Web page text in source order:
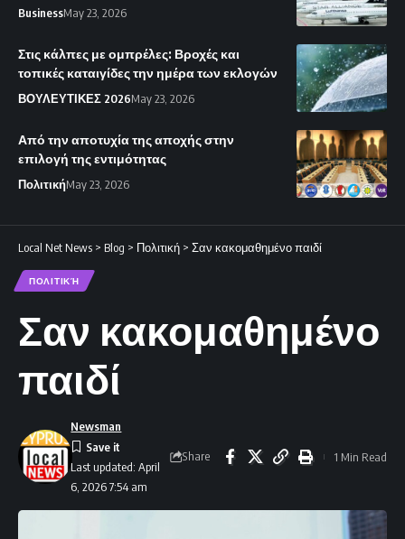
BusinessMay 23, 2026
Στις κάλπες με ομπρέλες: Βροχές και
τοπικές καταιγίδες την ημέρα των εκλογών
ΒΟΥΛΕΥΤΙΚΕΣ 2026May 23, 2026
Από την αποτυχία της αποχής στην
επιλογή της εντιμότητας
ΠολιτικήMay 23, 2026
Local Net News > Blog > Πολιτική > Σαν κακομαθημένο παιδί
ΠΟΛΙΤΙΚΉ
Σαν κακομαθημένο
παιδί
Last updated: April
6, 2026 7:54 am
Newsman
Share 1 Min Read